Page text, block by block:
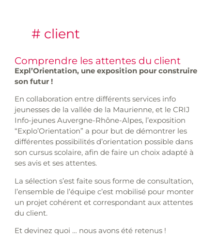
# client
Comprendre les attentes du client
Expl’Orientation, une exposition pour construire
son futur !
En collaboration entre différents services info
jeunesses de la vallée de la Maurienne, et le CRIJ
Info-jeunes Auvergne-Rhône-Alpes, l’exposition
“Explo’Orientation” a pour but de démontrer les
différentes possibilités d’orientation possible dans
son cursus scolaire, afin de faire un choix adapté à
ses avis et ses attentes.
La sélection s’est faite sous forme de consultation,
l’ensemble de l’équipe c’est mobilisé pour monter
un projet cohérent et correspondant aux attentes
du client.
Et devinez quoi … nous avons été retenus !